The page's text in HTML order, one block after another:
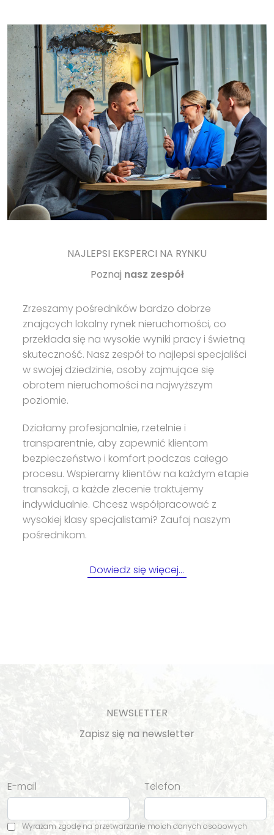
NAJLEPSI EKSPERCI NA RYNKU
Poznaj nasz zespół
Zrzeszamy pośredników bardzo dobrze
znających lokalny rynek nieruchomości, co
przekłada się na wysokie wyniki pracy i świetną
skuteczność. Nasz zespół to najlepsi specjaliści
w swojej dziedzinie, osoby zajmujące się
obrotem nieruchomości na najwyższym
poziomie.
Działamy profesjonalnie, rzetelnie i
transparentnie, aby zapewnić klientom
bezpieczeństwo i komfort podczas całego
procesu. Wspieramy klientów na każdym etapie
transakcji, a każde zlecenie traktujemy
indywidualnie. Chcesz współpracować z
wysokiej klasy specjalistami? Zaufaj naszym
pośrednikom.
Dowiedz się więcej…
NEWSLETTER
Zapisz się na newsletter
E-mail Telefon
Wyrażam zgodę na przetwarzanie moich danych osobowych